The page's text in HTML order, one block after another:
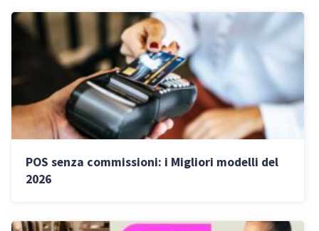
POS senza commissioni: i Migliori modelli del
2026